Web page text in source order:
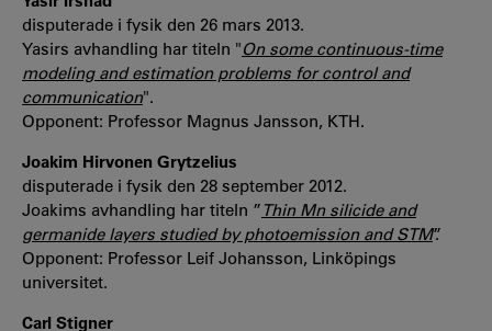
disputerade i fysik den 26 mars 2013.
Yasirs avhandling har titeln "On some continuous-time
modeling and estimation problems for control and
communication".
Opponent: Professor Magnus Jansson, KTH.
Joakim Hirvonen Grytzelius
disputerade i fysik den 28 september 2012.
Joakims avhandling har titeln ” Thin Mn silicide and
germanide layers studied by photoemission and STM”.
Opponent: Professor Leif Johansson, Linköpings
universitet.
Carl Stigner